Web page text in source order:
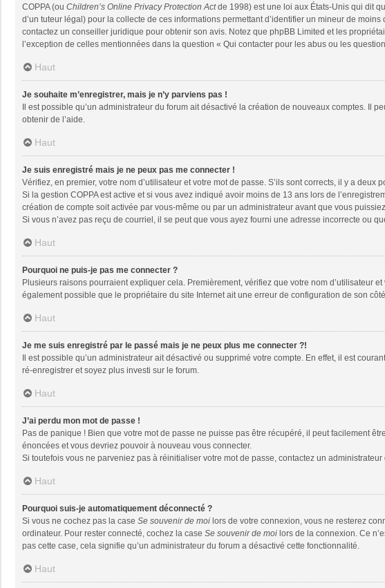
COPPA (ou Children’s Online Privacy Protection Actde 1998) est une loi aux États-Unis qui dit
d’un tuteur légal) pour la collecte de ces informations permettant d’identifier un mineur de
contactez un conseiller juridique pour obtenir son avis. Notez que phpBB Limited et les
l’exception de celles mentionnées dans la question « Qui contacter pour les abus ou les
Haut
Je souhaite m’enregistrer, mais je n’y parviens pas !
Il est possible qu’un administrateur du forum ait désactivé la création de nouveaux comptes. Il
obtenir de l’aide.
Haut
Je suis enregistré mais je ne peux pas me connecter !
Vérifiez, en premier, votre nom d’utilisateur et votre mot de passe. S’ils sont corrects, il y a deux
Si la gestion COPPA est active et si vous avez indiqué avoir moins de 13 ans lors de
création de compte soit activée par vous-même ou par un administrateur avant que vous
Si vous n’avez pas reçu de courriel, il se peut que vous ayez fourni une adresse incorrecte ou
Haut
Pourquoi ne puis-je pas me connecter ?
Plusieurs raisons pourraient expliquer cela. Premièrement, vérifiez que votre nom d’utilisateur
également possible que le propriétaire du site Internet ait une erreur de configuration de son
Haut
Je me suis enregistré par le passé mais je ne peux plus me connecter ?!
Il est possible qu’un administrateur ait désactivé ou supprimé votre compte. En effet, il est
ré-enregistrer et soyez plus investi sur le forum.
Haut
J’ai perdu mon mot de passe !
Pas de panique ! Bien que votre mot de passe ne puisse pas être récupéré, il peut facilement
énoncées et vous devriez pouvoir à nouveau vous connecter.
Si toutefois vous ne parveniez pas à réinitialiser votre mot de passe, contactez un administrateur
Haut
Pourquoi suis-je automatiquement déconnecté ?
Si vous ne cochez pas la case Se souvenir de moi lors de votre connexion, vous ne resterez
ordinateur. Pour rester connecté, cochez la case Se souvenir de moi lors de la connexion. Ce
pas cette case, cela signifie qu’un administrateur du forum a désactivé cette fonctionnalité.
Haut